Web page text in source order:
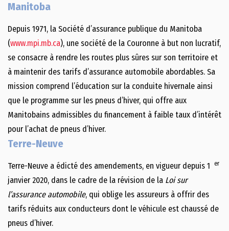
Manitoba
Depuis 1971, la Société d’assurance publique du Manitoba
(www.mpi.mb.ca), une société de la Couronne à but non lucratif,
se consacre à rendre les routes plus sûres sur son territoire et
à maintenir des tarifs d’assurance automobile abordables. Sa
mission comprend l’éducation sur la conduite hivernale ainsi
que le programme sur les pneus d’hiver, qui offre aux
Manitobains admissibles du financement à faible taux d’intérêt
pour l’achat de pneus d’hiver.
Terre-Neuve
Terre-Neuve a édicté des amendements, en vigueur depuis 1 er
janvier 2020, dans le cadre de la révision de la Loi sur
l’assurance automobile, qui oblige les assureurs à offrir des
tarifs réduits aux conducteurs dont le véhicule est chaussé de
pneus d’hiver.